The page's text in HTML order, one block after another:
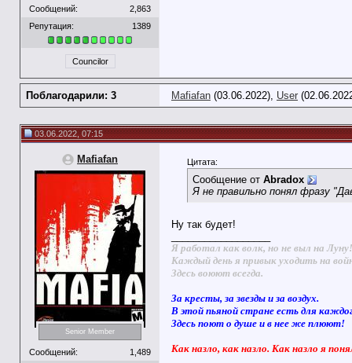
Сообщений:
2,863
Репутация:
1389
Councilor
Поблагодарили: 3 Mafiafan (03.06.2022), User
03.06.2022, 07:15
Mafiafan
Senior Member
Сообщений:
1,489
Цитата:
Сообщение от Abradox
Я не правильно понял фразу
Ну так будет!
Я работал как волк, но не выл на Луну!
Каждый день я привык уходить на
Здесь воюют всегда.
За кресты, за звезды и за воздух.
В этой пьяной стране есть для
Здесь поют о душе и в нее же плюют!
Как назло, как назло. Как назло я